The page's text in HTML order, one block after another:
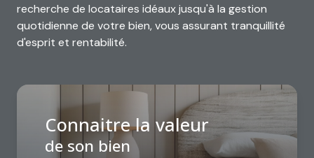
Connaitre la valeur
de son bien
recherche de locataires idéaux jusqu'à la gestion
quotidienne de votre bien, vous assurant tranquillité
d'esprit et rentabilité.